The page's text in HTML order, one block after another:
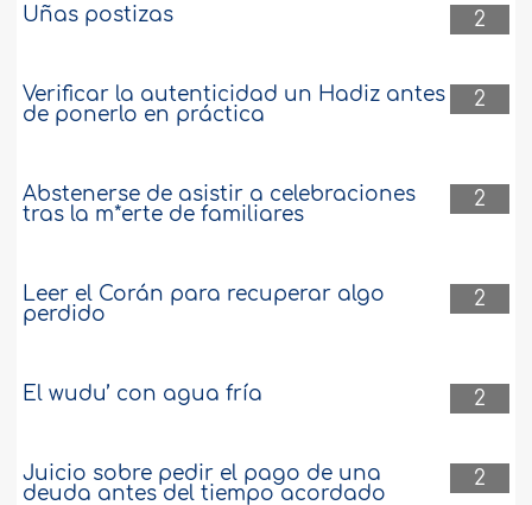
2
Uñas postizas
2
Verificar la autenticidad un Hadiz antes
de ponerlo en práctica
2
Abstenerse de asistir a celebraciones
tras la m*erte de familiares
2
Leer el Corán para recuperar algo
perdido
2
El wudu’ con agua fría
2
Juicio sobre pedir el pago de una
deuda antes del tiempo acordado